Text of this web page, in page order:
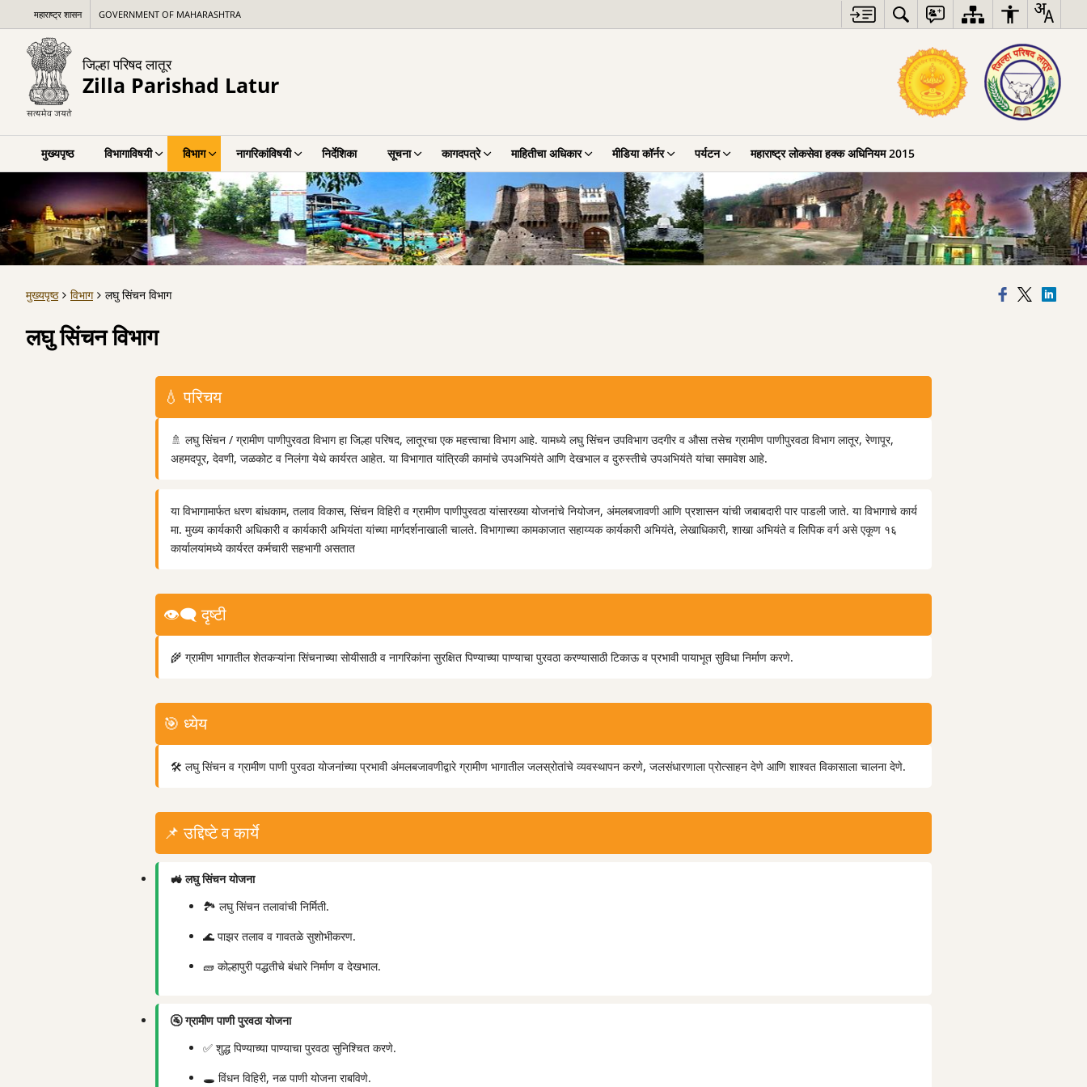
महाराष्ट्र शासन GOVERNMENT OF MAHARASHTRA
जिल्हा परिषद लातूर
Zilla Parishad Latur
मुख्यपृष्ठ विभागाविषयी विभाग नागरिकांविषयी निर्देशिका सूचना कागदपत्रे माहितीचा अधिकार मीडिया कॉर्नर पर्यटन महाराष्ट्र लोकसेवा हक्क अधिनियम 2015
मुख्यपृष्ठ विभाग लघु सिंचन विभाग
लघु सिंचन विभाग
💧 परिचय
🚿 लघु सिंचन / ग्रामीण पाणीपुरवठा विभाग हा जिल्हा परिषद, लातूरचा एक महत्त्वाचा विभाग आहे. यामध्ये लघु सिंचन उपविभाग उदगीर व औसा तसेच ग्रामीण पाणीपुरवठा विभाग लातूर, रेणापूर,
अहमदपूर, देवणी, जळकोट व निलंगा येथे कार्यरत आहेत. या विभागात यांत्रिकी कामांचे उपअभियंते आणि देखभाल व दुरुस्तीचे उपअभियंते यांचा समावेश आहे.
या विभागामार्फत धरण बांधकाम, तलाव विकास, सिंचन विहिरी व ग्रामीण पाणीपुरवठा यांसारख्या योजनांचे नियोजन, अंमलबजावणी आणि प्रशासन यांची जबाबदारी पार पाडली जाते. या विभागाचे कार्य
मा. मुख्य कार्यकारी अधिकारी व कार्यकारी अभियंता यांच्या मार्गदर्शनाखाली चालते. विभागाच्या कामकाजात सहाय्यक कार्यकारी अभियंते, लेखाधिकारी, शाखा अभियंते व लिपिक वर्ग असे एकूण १६
कार्यालयांमध्ये कार्यरत कर्मचारी सहभागी असतात
👁️‍🗨️ दृष्टी
🌾 ग्रामीण भागातील शेतकऱ्यांना सिंचनाच्या सोयीसाठी व नागरिकांना सुरक्षित पिण्याच्या पाण्याचा पुरवठा करण्यासाठी टिकाऊ व प्रभावी पायाभूत सुविधा निर्माण करणे.
🎯 ध्येय
🛠️ लघु सिंचन व ग्रामीण पाणी पुरवठा योजनांच्या प्रभावी अंमलबजावणीद्वारे ग्रामीण भागातील जलस्रोतांचे व्यवस्थापन करणे, जलसंधारणाला प्रोत्साहन देणे आणि शाश्वत विकासाला चालना देणे.
📌 उद्दिष्टे व कार्ये
🚜 लघु सिंचन योजना
🏞️ लघु सिंचन तलावांची निर्मिती.
🌊 पाझर तलाव व गावतळे सुशोभीकरण.
🧱 कोल्हापुरी पद्धतीचे बंधारे निर्माण व देखभाल.
🚰 ग्रामीण पाणी पुरवठा योजना
✅ शुद्ध पिण्याच्या पाण्याचा पुरवठा सुनिश्चित करणे.
🕳️ विंधन विहिरी, नळ पाणी योजना राबविणे.